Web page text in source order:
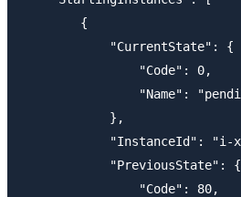
        {
            "CurrentState": {
                "Code": 0,
"Name":
            },
"InstanceId": "i-
            "PreviousState": {
                "Code": 80,